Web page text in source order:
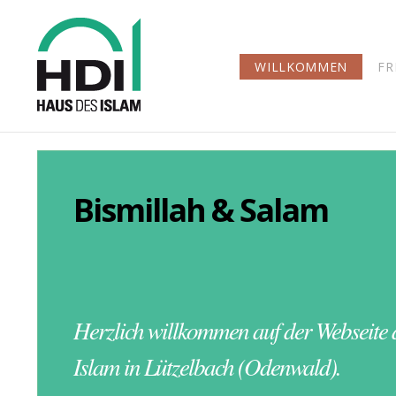
WILLKOMMEN
Bismillah & Salam
Herzlich willkommen auf der Webseite
Islam in Lützelbach (Odenwald).